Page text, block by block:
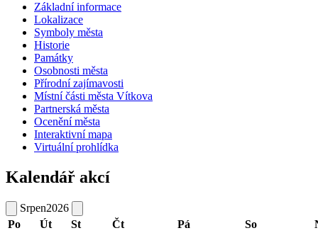
Základní informace
Lokalizace
Symboly města
Historie
Památky
Osobnosti města
Přírodní zajímavosti
Místní části města Vítkova
Partnerská města
Ocenění města
Interaktivní mapa
Virtuální prohlídka
Kalendář akcí
Srpen2026
Po
Út St Čt Pá So